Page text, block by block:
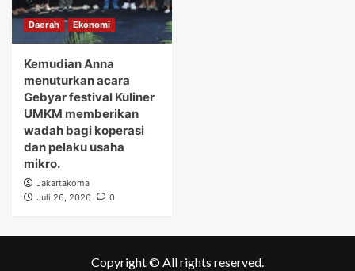
Daerah Ekonomi
Kemudian Anna
menuturkan acara
Gebyar festival Kuliner
UMKM memberikan
wadah bagi koperasi
dan pelaku usaha
mikro.
Jakartakoma
Juli 26, 2026
0
Copyright © All rights reserved.